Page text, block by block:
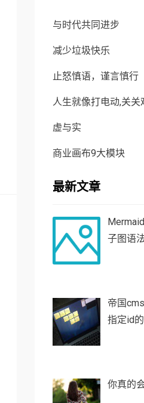
与时代共同进步
减少垃圾快乐
止怒慎语，谨言慎行
人生就像打电动,关关
虚与实
商业画布9大模块
最新文章
子图语
帝国
指定id
你真的